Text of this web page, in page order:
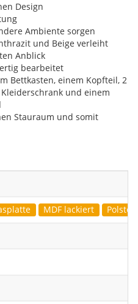
Design
Ambiente sorgen
und Beige verleiht
Anblick
bearbeitet
Bettkasten, einem Kopfteil, 2
und einem
Stauraum und somit
MDF lackiert Polster